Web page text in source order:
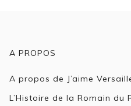
A PROPOS
A propos de J’aime
L’Histoire de la Romain du